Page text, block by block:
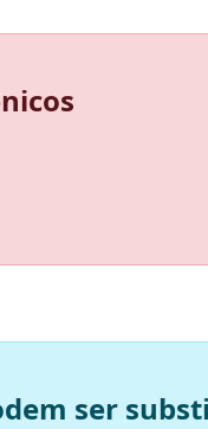
ser